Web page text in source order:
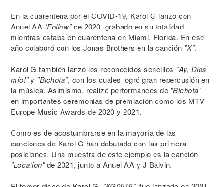
En la cuarentena por el COVID-19, Karol G lanzó con
Anuel AA "Follow"de 2020, grabado en su totalidad
mientras estaba en cuarentena en Miami, Florida. En ese
año colaboró con los Jonas Brothers en la canción "X".
Karol G también lanzó los reconocidos sencillos "Ay, Dios
mío!"y "Bichota", con los cuales logró gran repercusión en
la música. Asimismo, realizó performances de "Bichota"
en importantes ceremonias de premiación como los MTV
Europe Music Awards de 2020 y 2021.
Como es de acostumbrarse en la mayoría de las
canciones de Karol G han debutado con las primera
posiciones. Una muestra de este ejemplo es la canción
"Location"de 2021, junto a Anuel AA y J Balvin.